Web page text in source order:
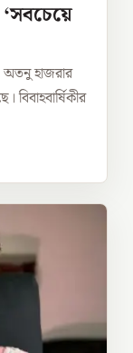
অতনু হাজরার